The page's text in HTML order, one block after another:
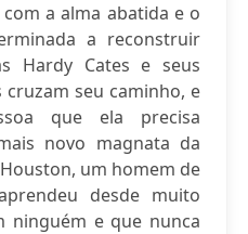
a alma abatida e o
a reconstruir
Hardy Cates e seus
seu caminho, e
que ela precisa
novo magnata da
um homem de
desde muito
ninguém e que nunca